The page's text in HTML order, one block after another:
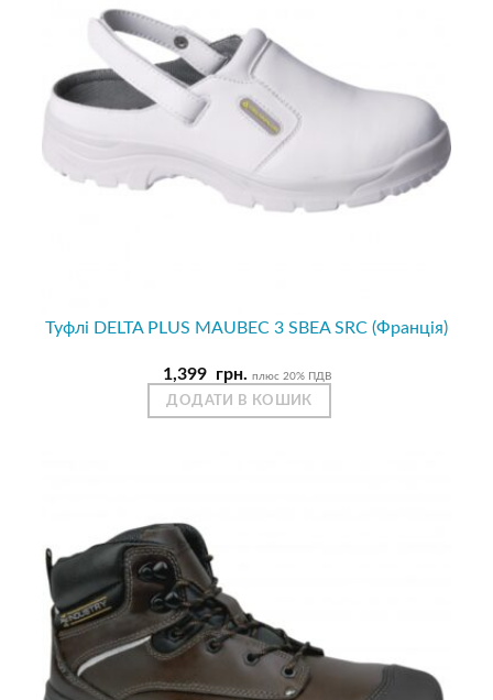
Туфлі DELTA PLUS MAUBEC 3 SBEA SRC (Франція)
1,399 грн. плюс 20% ПДВ
ДОДАТИ В КОШИК